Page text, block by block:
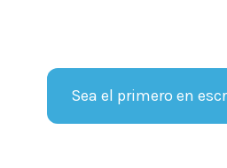
Sea el primero en